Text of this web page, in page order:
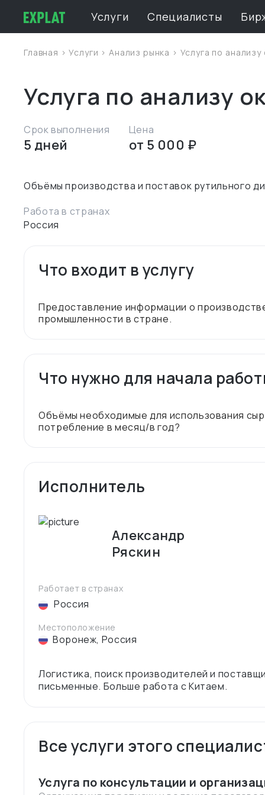
Услуги Специалисты
Главная >Услуги > Анализ рынка > Услуга по анализу
Услуга по анализу
Срок выполнения
5 дней
Цена
от 5 000 ₽
Работа в странах
Россия
Что входит в услугу
Предоставление информации о
Что нужно для начала
Объёмы необходимые для использования
Исполнитель
Александр
Ряскин
Работает в странах
Россия
Местоположение
Воронеж, Россия
Логистика, поиск производителей и
Все услуги этого
Услуга по консультации и